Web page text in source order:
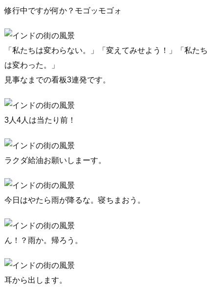
修行中ですが何か？モゴッモゴォ
「私たちは変わらない。」「変えてみせよう！」「私たち
は変わった。」
見事なまでの看板3連発です。
3人4人は当たり前！
ラクダ給油お願いしまーす。
今日はやたら雨が降るな。寝ちまおう。
ん！？雨か。帰ろう。
耳から出します。